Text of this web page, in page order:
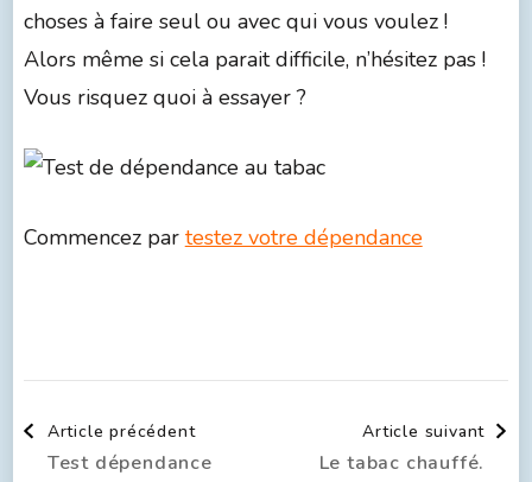
choses à faire seul ou avec qui vous voulez !
Alors même si cela parait difficile, n’hésitez pas !
Vous risquez quoi à essayer ?
Commencez par testez votre dépendance
Article précédent
Test dépendance
Article suivant
Le tabac chauffé.